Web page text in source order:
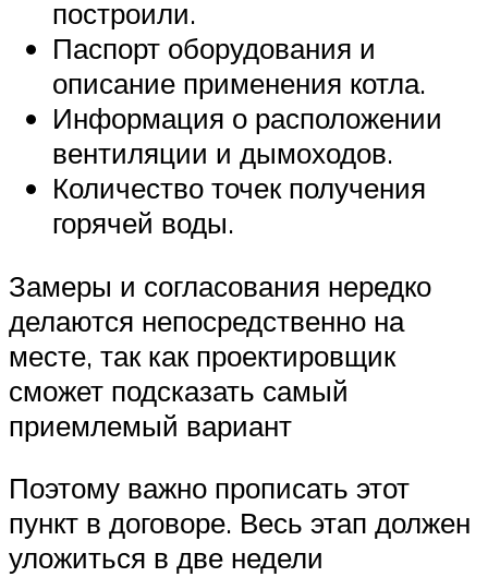
построили.
Паспорт оборудования и
описание применения котла.
Информация о расположении
вентиляции и дымоходов.
Количество точек получения
горячей воды.
Замеры и согласования нередко
делаются непосредственно на
месте, так как проектировщик
сможет подсказать самый
приемлемый вариант
Поэтому важно прописать этот
пункт в договоре. Весь этап должен
уложиться в две недели